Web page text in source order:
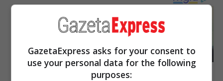
The Insane True Stories
Behind Cameron's Biggest
Films
You'll Be Amazed By The
Blue Lagoon Stars Today
GazetaExpress asks for your consent to
use your personal data for the following
purposes: